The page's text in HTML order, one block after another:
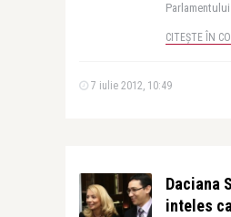
CITEȘTE ÎN
7 iulie 2012, 10:49
Daciana
inteles